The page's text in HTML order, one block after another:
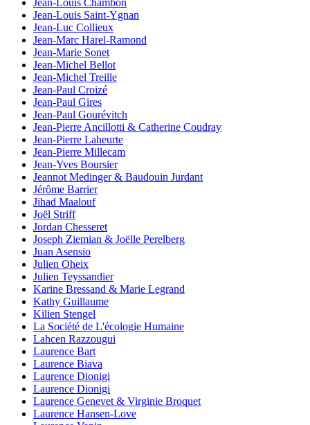
Jean-Louis Chambon
Jean-Louis Saint-Ygnan
Jean-Luc Collieux
Jean-Marc Harel-Ramond
Jean-Marie Sonet
Jean-Michel Bellot
Jean-Michel Treille
Jean-Paul Croizé
Jean-Paul Gires
Jean-Paul Gourévitch
Jean-Pierre Ancillotti & Catherine Coudray
Jean-Pierre Laheurte
Jean-Pierre Millecam
Jean-Yves Boursier
Jeannot Medinger & Baudouin Jurdant
Jérôme Barrier
Jihad Maalouf
Joël Striff
Jordan Chesseret
Joseph Ziemian & Joëlle Perelberg
Juan Asensio
Julien Oheix
Julien Teyssandier
Karine Bressand & Marie Legrand
Kathy Guillaume
Kilien Stengel
La Société de L'écologie Humaine
Lahcen Razzougui
Laurence Bart
Laurence Biava
Laurence Dionigi
Laurence Dionigi
Laurence Genevet & Virginie Broquet
Laurence Hansen-Love